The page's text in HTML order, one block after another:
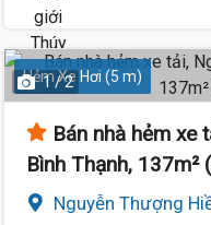
Hẻm Xe Hơi (5 m)
1 / 2
Bán nhà hẻm xe
Bình Thạnh, 137m²
Nguyễn Thượng